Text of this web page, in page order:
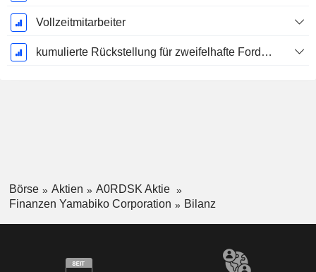
Vollzeitmitarbeiter
kumulierte Rückstellung für zweifelhafte Forderungen (Zusatz)
Börse Aktien
A0RDSK Aktie
Finanzen Yamabiko Corporation
Bilanz